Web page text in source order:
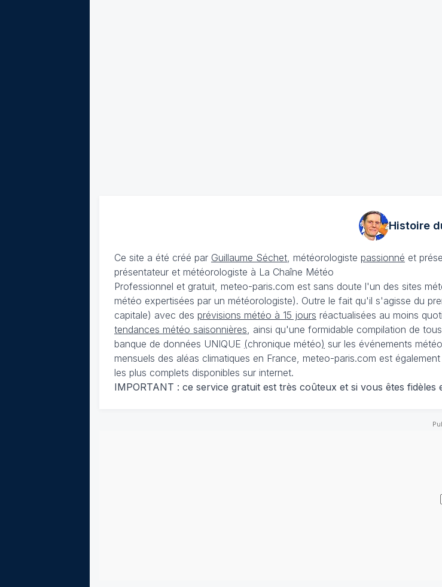
Histoire
Ce site a été créé par Guillaume Séchet , météorologiste passionné et
présentateur et météorologiste à La Chaîne Météo
Professionnel et gratuit, meteo-paris.com est sans doute l'un des sites
météo expertisées par un météorologiste). Outre le fait qu'il s'agisse du
capitale) avec des prévisions météo à 15 jours réactualisées au moins
tendances météo saisonnières , ainsi qu'une formidable compilation de
banque de données UNIQUE (chronique météo) sur les événements
mensuels des aléas climatiques en France, meteo-paris.com est
les plus complets disponibles sur internet.
IMPORTANT : ce service gratuit est très coûteux et si vous êtes fidèles